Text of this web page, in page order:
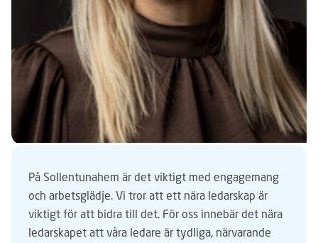
På Sollentunahem är det viktigt med engagemang
och arbetsglädje. Vi tror att ett nära ledarskap är
viktigt för att bidra till det. För oss innebär det nära
ledarskapet att våra ledare är tydliga, närvarande